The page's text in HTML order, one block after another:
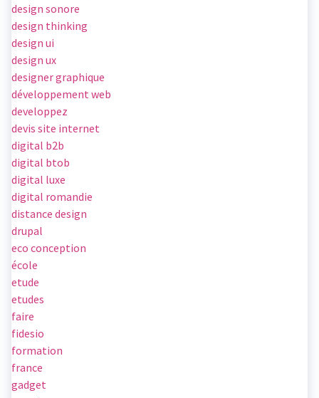
design sonore
design thinking
design ui
design ux
designer graphique
développement web
developpez
devis site internet
digital b2b
digital btob
digital luxe
digital romandie
distance design
drupal
eco conception
école
etude
etudes
faire
fidesio
formation
france
gadget